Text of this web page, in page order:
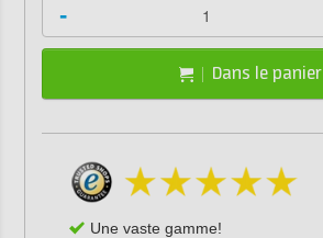
-
Dans le panier
Une vaste gamme!